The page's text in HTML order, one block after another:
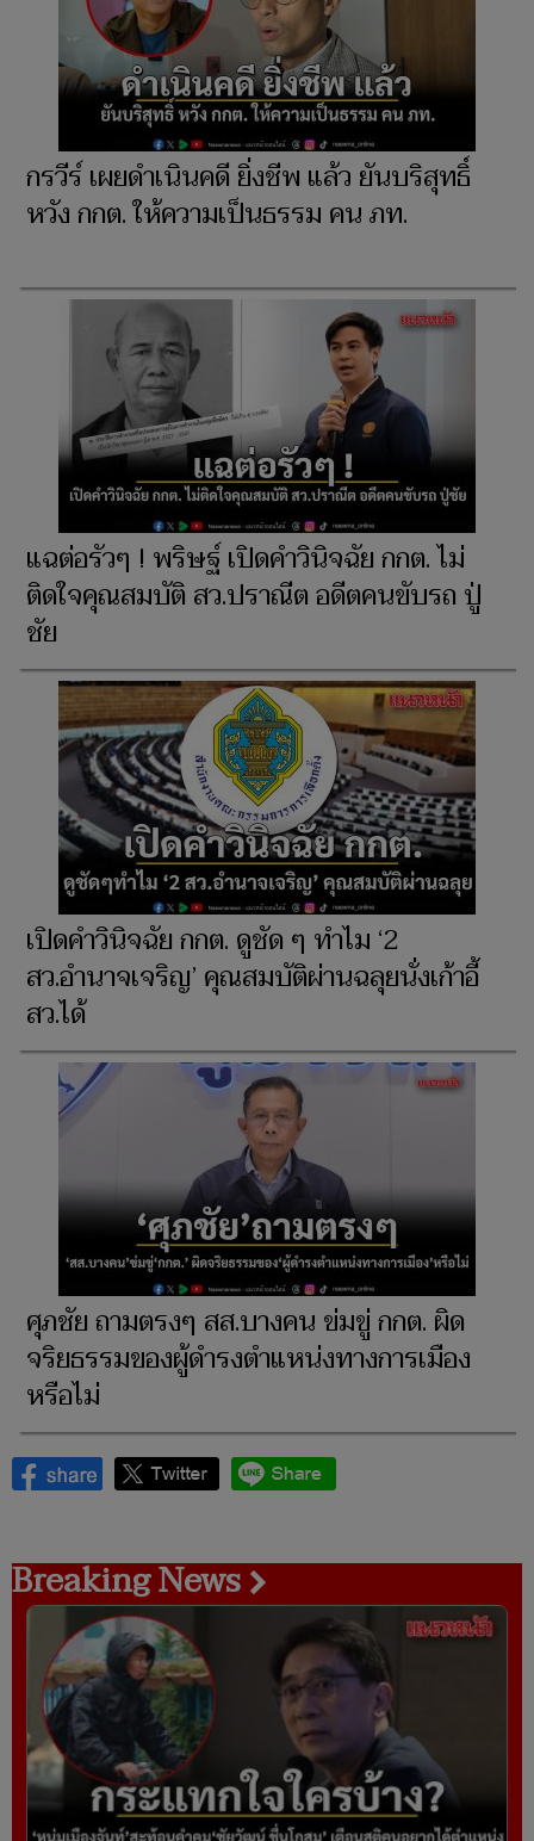
กรวีร์ เผยดำเนินคดี ยิ่งชีพ แล้ว ยันบริสุทธิ์
หวัง กกต. ให้ความเป็นธรรม คน ภท.
แฉต่อรัวๆ ! พริษฐ์ เปิดคำวินิจฉัย กกต. ไม่
ติดใจคุณสมบัติ สว.ปราณีต อดีตคนขับรถ ปู่
ชัย
เปิดคำวินิจฉัย กกต. ดูชัด ๆ ทำไม ‘2
สว.อำนาจเจริญ’ คุณสมบัติผ่านฉลุยนั่งเก้าอี้
สว.ได้
ศุภชัย ถามตรงๆ สส.บางคน ข่มขู่ กกต. ผิด
จริยธรรมของผู้ดำรงตำแหน่งทางการเมือง
หรือไม่
Breaking News